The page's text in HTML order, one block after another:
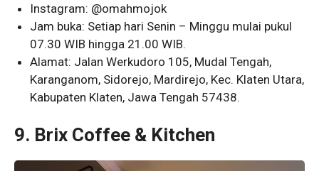
Instagram: @omahmojok
Jam buka: Setiap hari Senin – Minggu mulai pukul
07.30 WIB hingga 21.00 WIB.
Alamat: Jalan Werkudoro 105, Mudal Tengah,
Karanganom, Sidorejo, Mardirejo, Kec. Klaten Utara,
Kabupaten Klaten, Jawa Tengah 57438.
9. Brix Coffee & Kitchen